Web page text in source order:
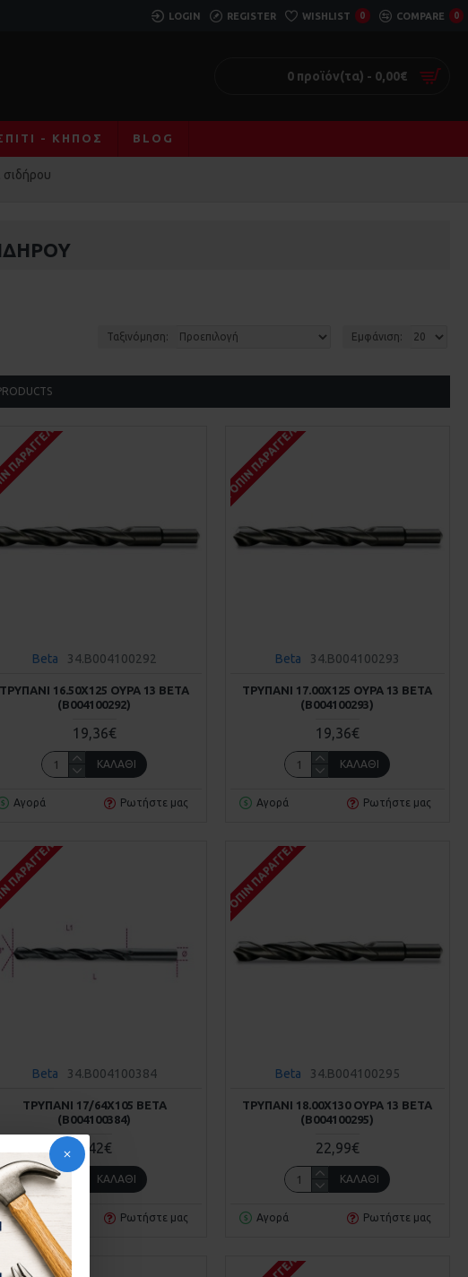
LOGIN REGISTER WISHLIST 0 COMPARE 0
0 προϊόν(τα) - 0,00€
- ΚΉΠΟΣ BLOG
σιδήρου
Ταξινόμηση: Εμφάνιση:
Beta 34.B004100292
ΤΡΥΠΆΝΙ 16.50Χ125 ΟΥΡΆ 13 BETA
(Β004100292)
19,36€
ΚΑΛΆΘΙ
Αγορά Ρωτήστε μας
ΚΑΤΌΠΙΝ ΠΑΡΑΓΓΕΛΊΑΣ
Beta 34.B004100293
ΤΡΥΠΆΝΙ 17.00Χ125 ΟΥΡΆ 13 BETA
(Β004100293)
19,36€
ΚΑΛΆΘΙ
Αγορά Ρωτήστε μας
Beta 34.B004100384
ΤΡΥΠΆΝΙ 17/64Χ105 BETA
(Β004100384)
2,42€
ΚΑΛΆΘΙ
Αγορά Ρωτήστε μας
ΚΑΤΌΠΙΝ ΠΑΡΑΓΓΕΛΊΑΣ
Beta 34.B004100295
ΤΡΥΠΆΝΙ 18.00Χ130 ΟΥΡΆ 13 BETA
(Β004100295)
22,99€
ΚΑΛΆΘΙ
Αγορά Ρωτήστε μας